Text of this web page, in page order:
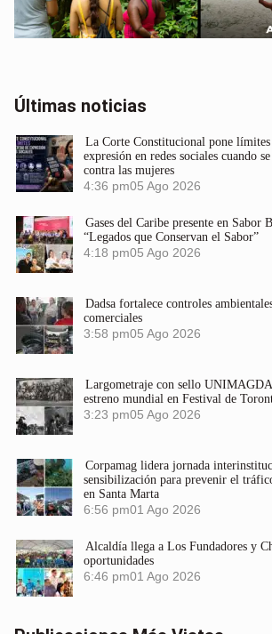
Últimas noticias
La Corte Constitucional pone
expresión en redes sociales cuando
contra las mujeres
4:36 pm05 Ago 2026
Gases del Caribe presente en Sabor
“Legados que Conservan el Sabor”
4:18 pm05 Ago 2026
Dadsa fortalece controles
comerciales
3:58 pm05 Ago 2026
Largometraje con sello
estreno mundial en Festival de
3:23 pm05 Ago 2026
Corpamag lidera jornada
sensibilización para prevenir el
en Santa Marta
6:56 pm01 Ago 2026
Alcaldía llega a Los Fundadores y
oportunidades
6:46 pm01 Ago 2026